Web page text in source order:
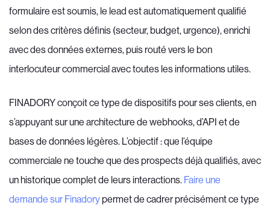
formulaire est soumis, le lead est automatiquement qualifié
selon des critères définis (secteur, budget, urgence), enrichi
avec des données externes, puis routé vers le bon
interlocuteur commercial avec toutes les informations utiles.
FINADORY conçoit ce type de dispositifs pour ses clients, en
s’appuyant sur une architecture de webhooks, d’API et de
bases de données légères. L’objectif : que l’équipe
commerciale ne touche que des prospects déjà qualifiés, avec
un historique complet de leurs interactions. Faire une
demande sur Finadorypermet de cadrer précisément ce type